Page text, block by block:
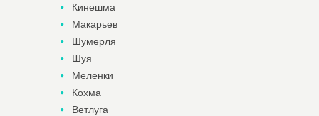
Кинешма
Макарьев
Шумерля
Шуя
Меленки
Кохма
Ветлуга